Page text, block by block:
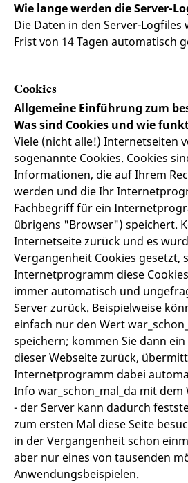
Wie lange werden die Server-
Die Daten in den Server-
Frist von 14 Tagen automatisch
Cookies
Allgemeine Einführung zum
Was sind Cookies und wie
Viele (nicht alle!) Internetseiten
sogenannte Cookies. Cookies
Informationen, die auf Ihrem
werden und die Ihr
Fachbegriff für ein
übrigens "Browser") speichert.
Internetseite zurück und es
Vergangenheit Cookies gesetzt,
Internetprogramm diese
immer automatisch und
Server zurück. Beispielweise
einfach nur den Wert
speichern; kommen Sie dann
dieser Webseite zurück,
Internetprogramm dabei
Info war_schon_mal_da mit dem
- der Server kann dadurch
zum ersten Mal diese Seite
in der Vergangenheit schon
aber nur eines von tausenden
Anwendungsbeispielen.